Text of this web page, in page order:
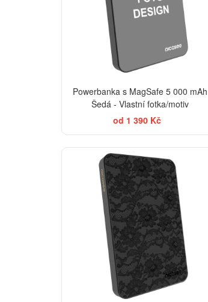
Powerbanka s MagSafe 5 000 mAh
Šedá - Vlastní fotka/motiv
od 1 390 Kč